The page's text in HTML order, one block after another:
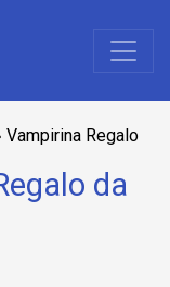
Vampirina Regalo
da